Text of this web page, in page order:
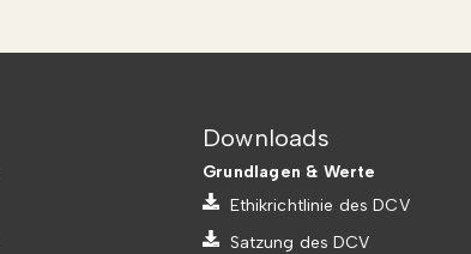
Downloads
Grundlagen & Werte
Ethikrichtlinie des DCV
Satzung des DCV